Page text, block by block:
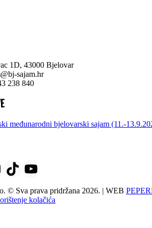
1D, 43000 Bjelovar
sajam.hr
238 840
međunarodni bjelovarski sajam (11.-
© Sva prava pridržana 2026. | WEB
kolačića